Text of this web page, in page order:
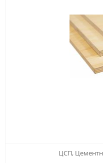
ЦСП,